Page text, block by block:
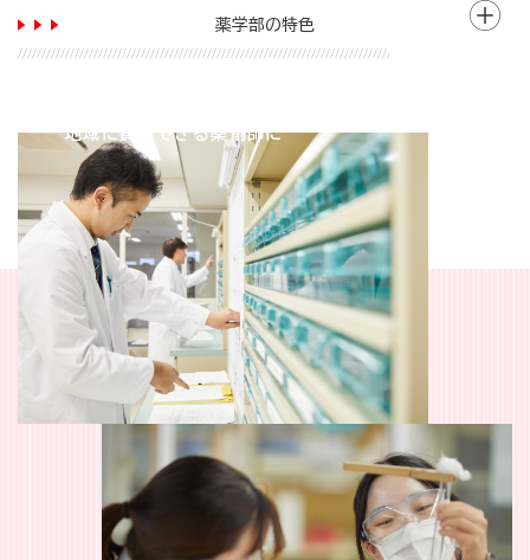
薬学部の特色
地域に貢献できる薬剤師に